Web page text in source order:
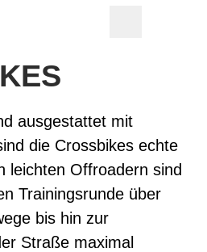
ausgestattet mit
die Crossbikes echte
leichten Offroadern sind
Trainingsrunde über
bis hin zur
Straße maximal